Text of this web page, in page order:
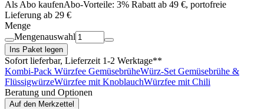
Als Abo kaufenAbo-Vorteile: 3% Rabatt ab 49 €, portofreie
Lieferung ab 29 €
Menge
Mengenauswahl
Ins Paket legen
Sofort lieferbar, Lieferzeit 1-2 Werktage**
Kombi-Pack Würzfee GemüsebrüheWürz-Set Gemüsebrühe &
FlüssigwürzeWürzfee mit KnoblauchWürzfee mit Chili
Beratung und Optionen
Auf den Merkzettel